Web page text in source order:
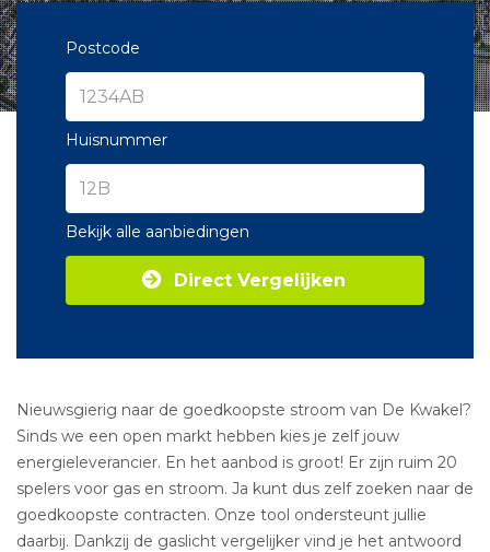
Postcode
Huisnummer
Bekijk alle aanbiedingen
Direct Vergelijken
Nieuwsgierig naar de goedkoopste stroom van De Kwakel?
Sinds we een open markt hebben kies je zelf jouw
energieleverancier. En het aanbod is groot! Er zijn ruim 20
spelers voor gas en stroom. Ja kunt dus zelf zoeken naar de
goedkoopste contracten. Onze tool ondersteunt jullie
daarbij. Dankzij de gaslicht vergelijker vind je het antwoord